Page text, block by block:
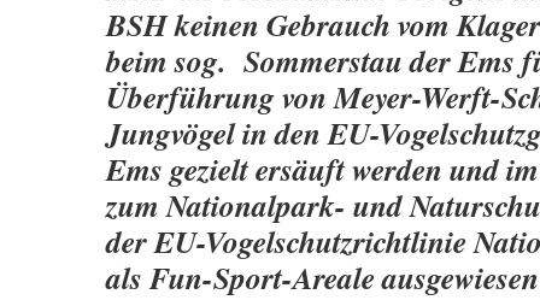
BSH keinen Gebrauch vom
beim sog. Sommerstau der Ems
Überführung von Meyer-Werft-
Jungvögel in den EU-
Ems gezielt ersäuft werden und
zum Nationalpark- und
der EU-Vogelschutzrichtlinie
als Fun-Sport-Areale